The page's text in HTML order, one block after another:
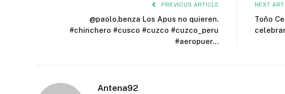
PREVIOUS ARTICLE
@paolo.benza Los Apus no quieren.
#chinchero #cusco #cuzco #cuzco_peru
#aeropuer…
NEXT
Toño
Antena92